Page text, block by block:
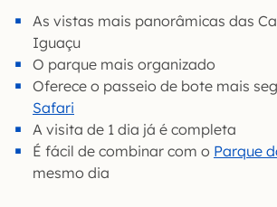
As vistas mais panorâmicas das
Iguaçu
O parque mais organizado
Oferece o passeio de bote mais
Safari
A visita de 1 dia já é completa
É fácil de combinar com o Parque
mesmo dia